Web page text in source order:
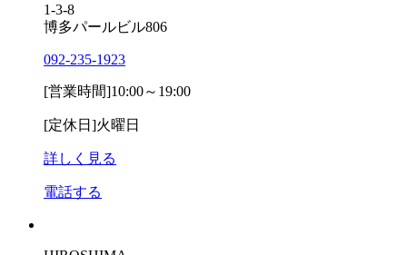
1-3-8
博多パールビル806
092-235-1923
[営業時間]10:00～19:00
[定休日]火曜日
詳しく見る
電話する